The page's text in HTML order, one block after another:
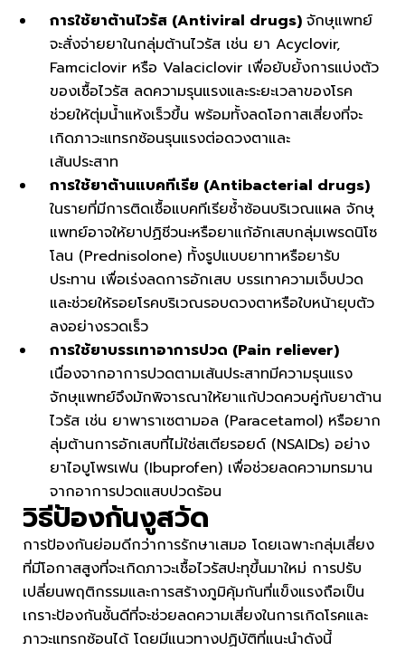
การใช้ยาต้านไวรัส (Antiviral drugs) จักษุแพทย์
จะสั่งจ่ายยาในกลุ่มต้านไวรัส เช่น ยา Acyclovir,
Famciclovir หรือ Valaciclovir เพื่อยับยั้งการแบ่งตัว
ของเชื้อไวรัส ลดความรุนแรงและระยะเวลาของโรค
ช่วยให้ตุ่มน้ำแห้งเร็วขึ้น พร้อมทั้งลดโอกาสเสี่ยงที่จะ
เกิดภาวะแทรกซ้อนรุนแรงต่อดวงตาและ
เส้นประสาท
การใช้ยาต้านแบคทีเรีย (Antibacterial drugs)
ในรายที่มีการติดเชื้อแบคทีเรียซ้ำซ้อนบริเวณแผล จักษุ
แพทย์อาจให้ยาปฏิชีวนะหรือยาแก้อักเสบกลุ่มเพรดนิโซ
โลน (Prednisolone) ทั้งรูปแบบยาทาหรือยารับ
ประทาน เพื่อเร่งลดการอักเสบ บรรเทาความเจ็บปวด
และช่วยให้รอยโรคบริเวณรอบดวงตาหรือใบหน้ายุบตัว
ลงอย่างรวดเร็ว
การใช้ยาบรรเทาอาการปวด (Pain reliever)
เนื่องจากอาการปวดตามเส้นประสาทมีความรุนแรง
จักษุแพทย์จึงมักพิจารณาให้ยาแก้ปวดควบคู่กับยาต้าน
ไวรัส เช่น ยาพาราเซตามอล (Paracetamol) หรือยาก
ลุ่มต้านการอักเสบที่ไม่ใช่สเตียรอยด์ (NSAIDs) อย่าง
ยาไอบูโพรเฟน (Ibuprofen) เพื่อช่วยลดความทรมาน
จากอาการปวดแสบปวดร้อน
วิธีป้องกันงูสวัด
การป้องกันย่อมดีกว่าการรักษาเสมอ โดยเฉพาะกลุ่มเสี่ยง
ที่มีโอกาสสูงที่จะเกิดภาวะเชื้อไวรัสปะทุขึ้นมาใหม่ การปรับ
เปลี่ยนพฤติกรรมและการสร้างภูมิคุ้มกันที่แข็งแรงถือเป็น
เกราะป้องกันชั้นดีที่จะช่วยลดความเสี่ยงในการเกิดโรคและ
ภาวะแทรกซ้อนได้ โดยมีแนวทางปฏิบัติที่แนะนำดังนี้